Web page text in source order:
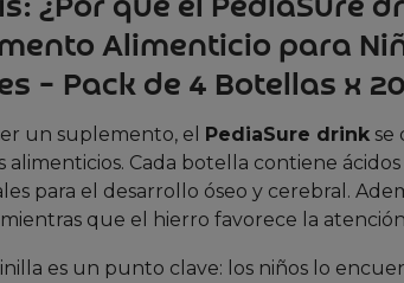
¿Por qué el PediaSure
Alimenticio para
– Pack de 4 Botellas x
un suplemento, el PediaSure drink se
alimenticios. Cada botella contiene
para el desarrollo óseo y cerebral.
que el hierro favorece la
es un punto clave: los niños lo